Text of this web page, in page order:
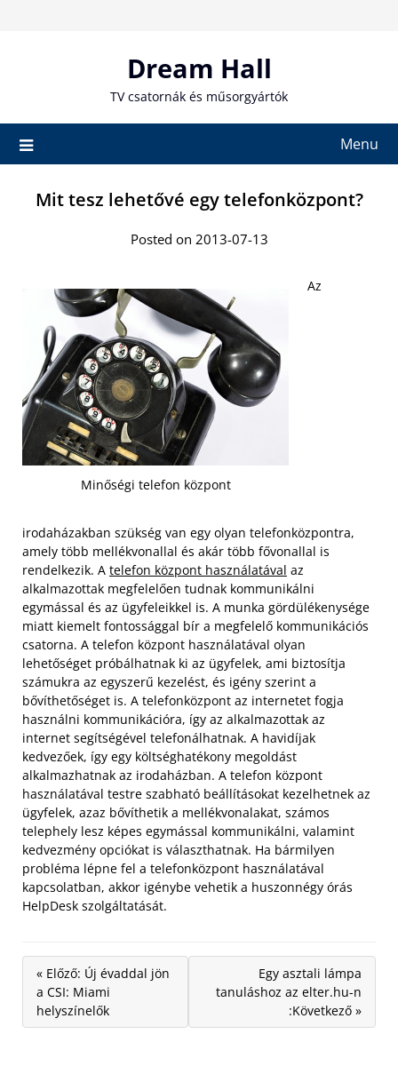
Dream Hall
TV csatornák és műsorgyártók
Menu
Mit tesz lehetővé egy telefonközpont?
Posted on 2013-07-13
Minőségi telefon központ
Az
irodaházakban szükség van egy olyan telefonközpontra,
amely több mellékvonallal és akár több fővonallal is
rendelkezik. A telefon központ használatával az
alkalmazottak megfelelően tudnak kommunikálni
egymással és az ügyfeleikkel is. A munka gördülékenysége
miatt kiemelt fontossággal bír a megfelelő kommunikációs
csatorna. A telefon központ használatával olyan
lehetőséget próbálhatnak ki az ügyfelek, ami biztosítja
számukra az egyszerű kezelést, és igény szerint a
bővíthetőséget is. A telefonközpont az internetet fogja
használni kommunikációra, így az alkalmazottak az
internet segítségével telefonálhatnak. A havidíjak
kedvezőek, így egy költséghatékony megoldást
alkalmazhatnak az irodaházban. A telefon központ
használatával testre szabható beállításokat kezelhetnek az
ügyfelek, azaz bővíthetik a mellékvonalakat, számos
telephely lesz képes egymással kommunikálni, valamint
kedvezmény opciókat is választhatnak. Ha bármilyen
probléma lépne fel a telefonközpont használatával
kapcsolatban, akkor igénybe vehetik a huszonnégy órás
HelpDesk szolgáltatását.
« Előző: Új évaddal jön
a CSI: Miami
helyszínelők
Egy asztali lámpa
tanuláshoz az elter.hu-n
:Következő »